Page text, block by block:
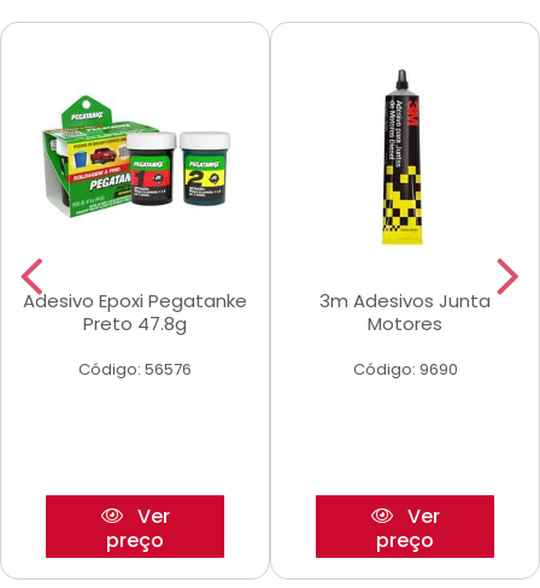
Adesivo Epoxi Pegatanke
Preto 47.8g
Código: 56576
Ver
preço
3m Adesivos Junta
Motores
Código: 9690
Ver
preço